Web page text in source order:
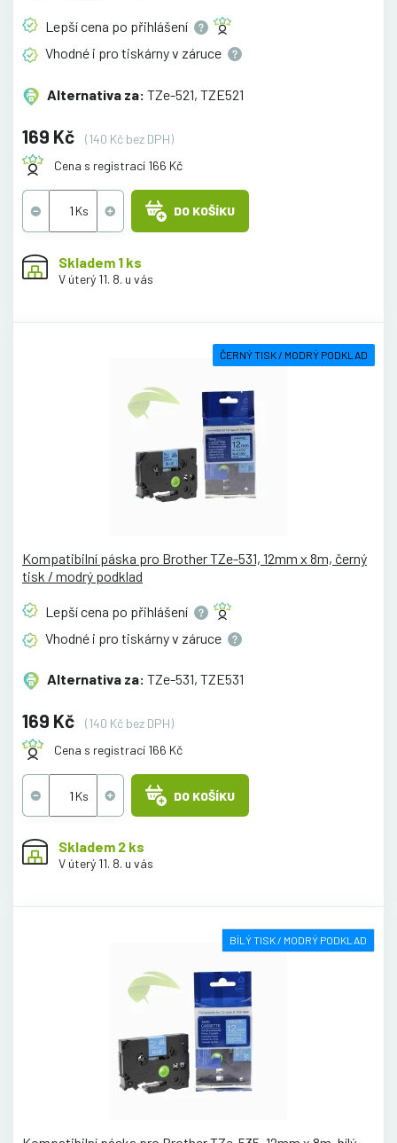
Lepší cena po přihlášení
Vhodné i pro tiskárny v záruce
Alternativa za: TZe-521, TZE521
169 Kč
(140 Kč bez DPH)
Cena s registrací 166 Kč
DO KOŠÍKU
Skladem 1 ks
V úterý 11. 8. u vás
ČERNÝ TISK / MODRÝ PODKLAD
Kompatibilní páska pro Brother TZe-531, 12mm x 8m, černý
tisk / modrý podklad
Lepší cena po přihlášení
Vhodné i pro tiskárny v záruce
Alternativa za: TZe-531, TZE531
169 Kč
(140 Kč bez DPH)
Cena s registrací 166 Kč
DO KOŠÍKU
Skladem 2 ks
V úterý 11. 8. u vás
BÍLÝ TISK / MODRÝ PODKLAD